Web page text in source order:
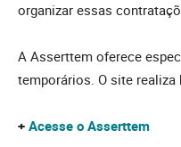
organizar essas
A Asserttem oferece
temporários. O site
+ Acesse o Asserttem